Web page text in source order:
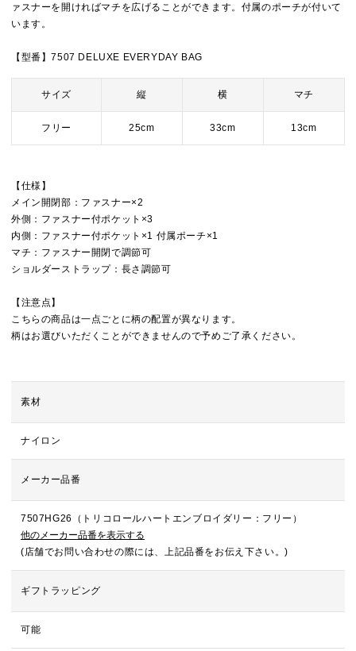
ァスナーを開ければマチを広げることができます。付属のポーチが付いて
います。
【型番】7507 DELUXE EVERYDAY BAG
サイズ 縦 横 マチ
フリー 25cm 33cm 13cm
【仕様】
メイン開閉部：ファスナー×2
外側：ファスナー付ポケット×3
内側：ファスナー付ポケット×1 付属ポーチ×1
マチ：ファスナー開閉で調節可
ショルダーストラップ：長さ調節可
【注意点】
こちらの商品は一点ごとに柄の配置が異なります。
柄はお選びいただくことができませんので予めご了承ください。
素材
ナイロン
メーカー品番
7507HG26（トリコロールハートエンブロイダリー：フリー）
他のメーカー品番を表示する
(店舗でお問い合わせの際には、上記品番をお伝え下さい。)
ギフトラッピング
可能